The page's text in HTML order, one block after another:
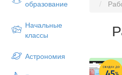
образование
Начальные
классы
Астрономия